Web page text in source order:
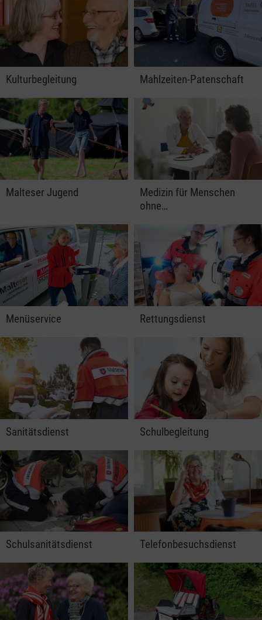
Kulturbegleitung Mahlzeiten-Patenschaft
Malteser Jugend
Medizin für Menschen
ohne…
Menüservice Rettungsdienst
Sanitätsdienst Schulbegleitung
Schulsanitätsdienst Telefonbesuchsdienst